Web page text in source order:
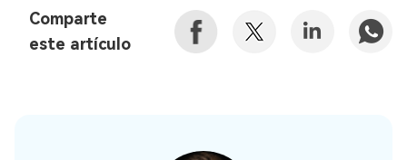
Comparte
este artículo